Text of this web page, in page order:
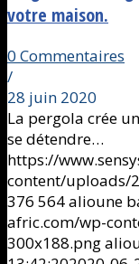
votre maison.
0 Commentaires
/
28 juin 2020
La pergola crée
se détendre…
https://
content/uploads/
376 564alioune
afric.com/wp-
300x188.png